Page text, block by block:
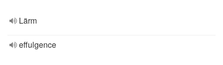
Lärm
effulgence